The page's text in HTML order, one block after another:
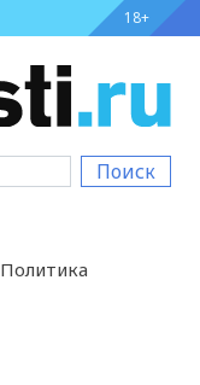
18+
Поиск
Политика